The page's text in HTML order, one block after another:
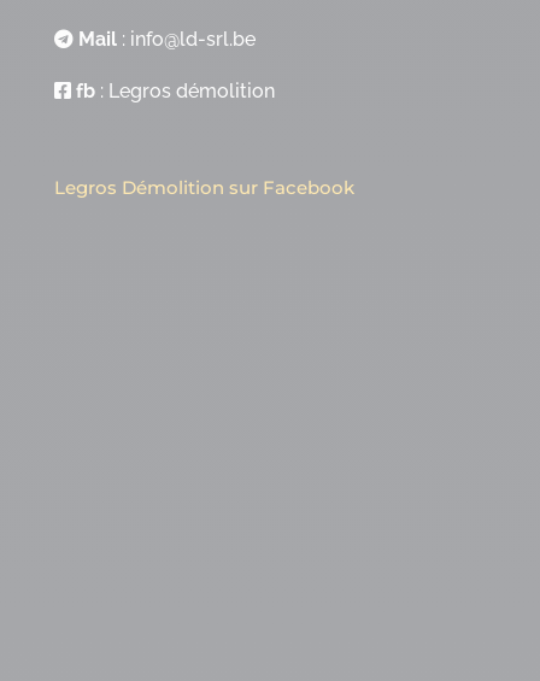
Mail: info@ld-srl.be
fb: Legros démolition
Legros Démolition sur Facebook